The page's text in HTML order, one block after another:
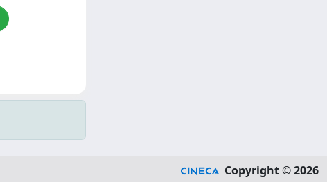
Copyright © 2026